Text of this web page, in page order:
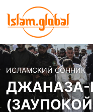
ИСЛАМСКИЙ СОННИК